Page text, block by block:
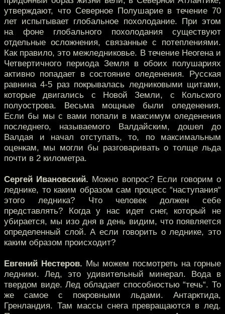
утверждают, что Северное Полушарие в течение 70
лет испытывает глобальное похолодание. При этом
на фоне глобального похолодания существуют
отдельные осложнения, связанные с потеплениями.
Как правило, это межледниковье. В течение Неогена и
Четвертичного периода Земля в обоих полушариях
активно попадает в состояние оледенения. Русская
равнина 4-5 раз покрывалась ледниковыми щитами,
которые двигались с Новой Земли, с Кольского
полуострова. Весьма мощные были оледенения.
Если бы мы с вами попали в максимум оледенения
последнего, называемого Валдайским, дошел до
Валдая и начал отступать, то, по максимальным
оценкам, мы могли бы разговаривать о толще льда
почти в 2 километра.
Сергей Ивановский. Можно вопрос? Если говорим о
леднике, то каким образом сам процесс “наступания“
этого ледника? Что человек должен себе
представлять? Когда у нас идет снег, который не
убирается, мы изо дня в день видим, что появляется
определенный слой. А если говорить о леднике, это
каким образом происходит?
Евгений Нестеров. Мы можем посмотреть на горные
ледники. Лед, это удивительный минерал. Вода в
твердом виде. Лед обладает способностью “течь“. То
же самое с покровными льдами. Антарктида,
Гренландия. Там массы снега превращаются в лед.